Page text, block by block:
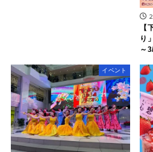
【
り
～
イベント